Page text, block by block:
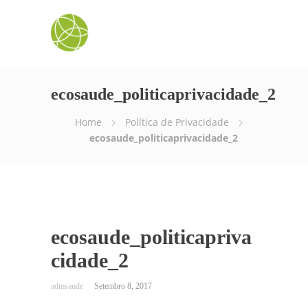
ecosaude_politicaprivacidade_2
Home
Política de Privacidade
ecosaude_politicaprivacidade_2
ecosaude_politicapriva
cidade_2
Setembro 8, 2017